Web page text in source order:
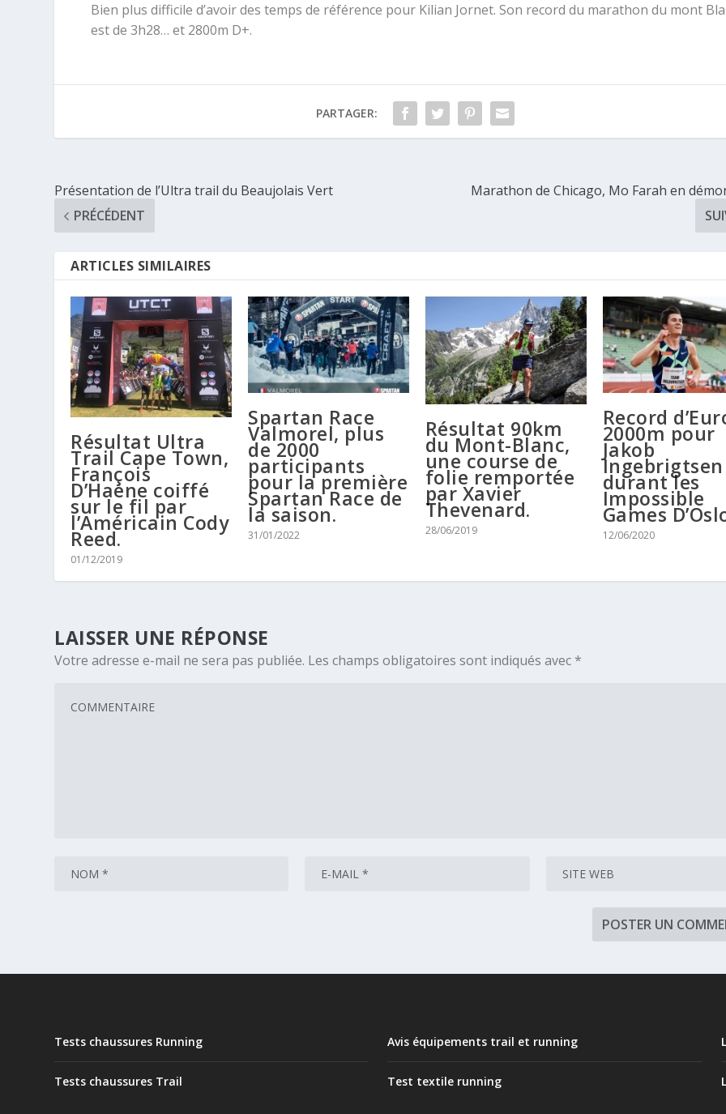
Bien plus difficile d’avoir des temps de référence pour Kilian Jornet. Son record du marathon du mont
est de 3h28… et 2800m D+.
PARTAGER:
Présentation de l’Ultra trail du Beaujolais Vert
PRÉCÉDENT
Marathon de Chicago, Mo Farah en
ARTICLES SIMILAIRES
Résultat Ultra
Trail Cape Town,
François
D’Haene coiffé
sur le fil par
l’Américain Cody
Reed.
01/12/2019
Spartan Race
Valmorel, plus
de 2000
participants
pour la première
Spartan Race de
la saison.
31/01/2022
Résultat 90km
du Mont-Blanc,
une course de
folie remportée
par Xavier
Thevenard.
28/06/2019
Record
2000m pour
Jakob
Ingebrigtsen
durant les
Impossible
Games
12/06/2020
LAISSER UNE RÉPONSE
Votre adresse e-mail ne sera pas publiée. Les champs obligatoires sont indiqués avec *
Tests chaussures Running
Tests chaussures Trail
Avis équipements trail et running
Test textile running